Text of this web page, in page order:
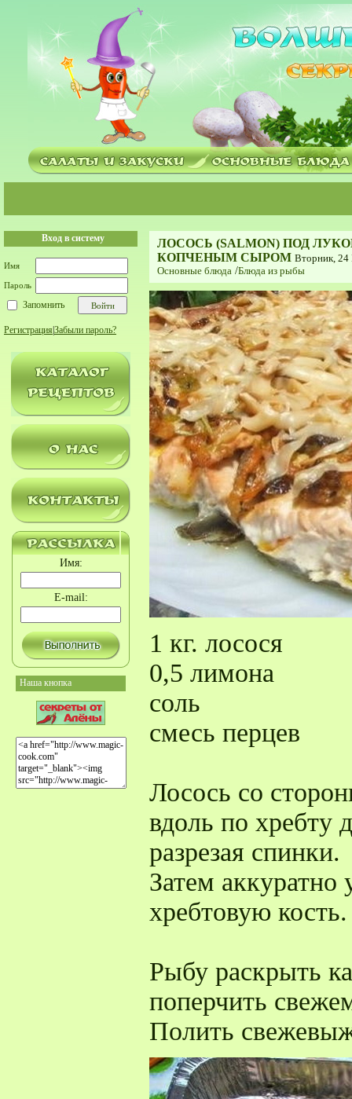
Вход в систему
Имя
Пароль
Запомнить
Регистрация Забыли пароль?
Имя:
E-mail:
Наша кнопка
ЛОСОСЬ (SALMON) ПОД
КОПЧЕНЫМ СЫРОМ Вторник,
Основные блюда /Блюда из рыбы
1 кг. лосося
0,5 лимона
соль
смесь перцев
Лосось со
вдоль по хребту
разрезая спинки.
Затем аккуратно
хребтовую кость.
Рыбу раскрыть
поперчить
Полить